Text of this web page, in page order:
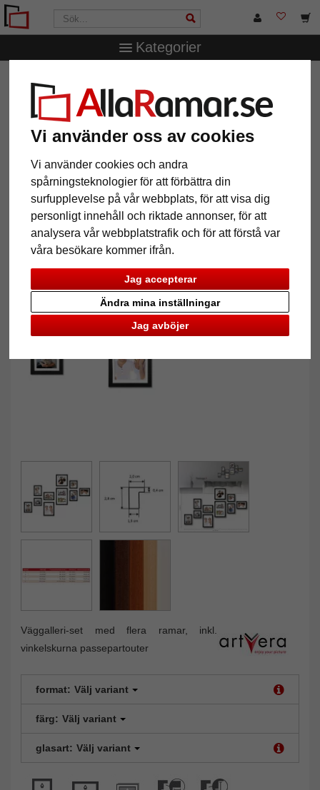
Vi använder oss av cookies
Vi använder cookies och andra
spårningsteknologier för att förbättra din
surfupplevelse på vår webbplats, för att visa dig
personligt innehåll och riktade annonser, för att
analysera vår webbplatstrafik och för att förstå var
våra besökare kommer ifrån.
Jag accepterar
Jag avböjer
Ändra mina inställningar
Kategorier
Stockholm med passepartouter
Tavelvägg Stockholm med
passepartouter
Tillbaka
Väggalleri-set med flera ramar, inkl.
vinkelskurna passepartouter
format: Välj variant
färg: Välj variant
glasart: Välj variant